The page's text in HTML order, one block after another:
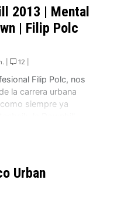
2013 | Mental
| Filip Polc
| 12 |
Filip Polc, nos
la carrera urbana
siempre ya
Urban